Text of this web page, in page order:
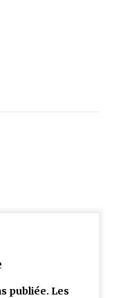
publiée. Les